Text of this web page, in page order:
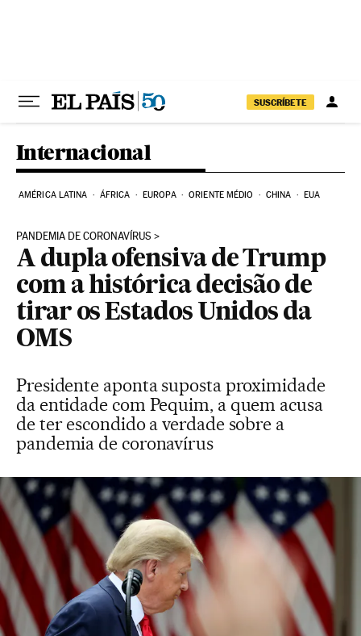
SUSCRÍBETE
Internacional
AMÉRICA LATINA ÁFRICA EUROPA ORIENTE MÉDIO CHINA EUA
PANDEMIA DE CORONAVÍRUS
A dupla ofensiva de Trump
com a histórica decisão de
tirar os Estados Unidos da
OMS
Presidente aponta suposta proximidade
da entidade com Pequim, a quem acusa
de ter escondido a verdade sobre a
pandemia de coronavírus